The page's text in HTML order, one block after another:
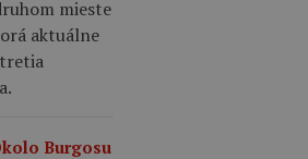
mieste
aktuálne
Burgosu